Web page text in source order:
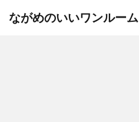
ながめのいいワンルーム